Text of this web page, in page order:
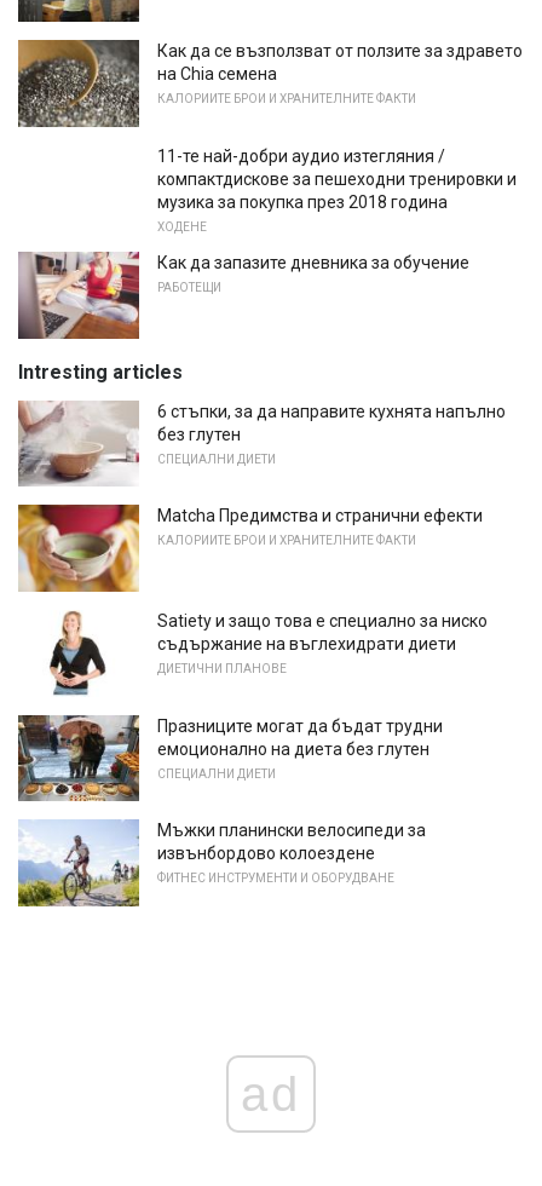
Как да се възползват от ползите за здравето
на Chia семена
КАЛОРИИТЕ БРОИ И ХРАНИТЕЛНИТЕ ФАКТИ
11-те най-добри аудио изтегляния /
компактдискове за пешеходни тренировки и
музика за покупка през 2018 година
ХОДЕНЕ
Как да запазите дневника за обучение
РАБОТЕЩИ
Intresting articles
6 стъпки, за да направите кухнята напълно
без глутен
СПЕЦИАЛНИ ДИЕТИ
Matcha Предимства и странични ефекти
КАЛОРИИТЕ БРОИ И ХРАНИТЕЛНИТЕ ФАКТИ
Satiety и защо това е специално за ниско
съдържание на въглехидрати диети
ДИЕТИЧНИ ПЛАНОВЕ
Празниците могат да бъдат трудни
емоционално на диета без глутен
СПЕЦИАЛНИ ДИЕТИ
Мъжки планински велосипеди за
извънбордово колоездене
ФИТНЕС ИНСТРУМЕНТИ И ОБОРУДВАНЕ
ad